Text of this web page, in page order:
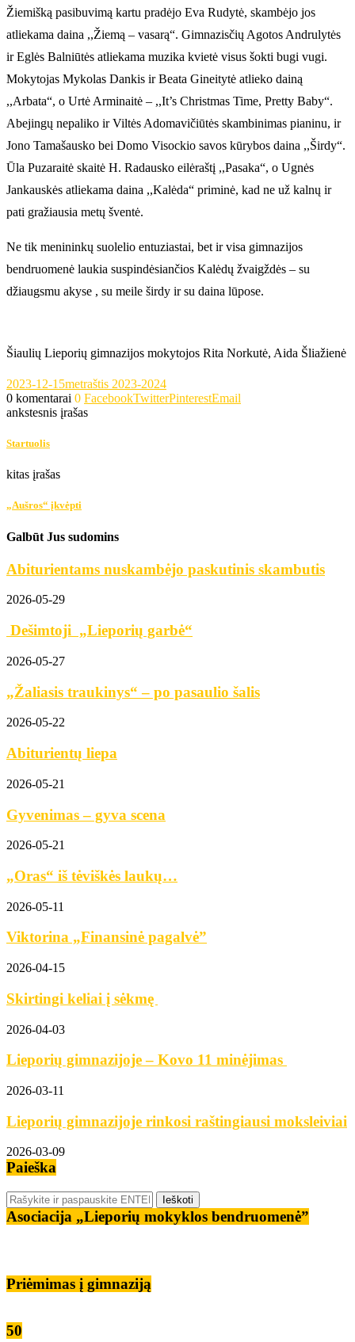
Žiemišką pasibuvimą kartu pradėjo Eva Rudytė, skambėjo jos
atliekama daina ,,Žiemą – vasarą“. Gimnazisčių Agotos Andrulytės
ir Eglės Balniūtės atliekama muzika kvietė visus šokti bugi vugi.
Mokytojas Mykolas Dankis ir Beata Gineitytė atlieko dainą
,,Arbata“, o Urtė Arminaitė – ,,It’s Christmas Time, Pretty Baby“.
Abejingų nepaliko ir Viltės Adomavičiūtės skambinimas pianinu, ir
Jono Tamašausko bei Domo Visockio savos kūrybos daina ,,Širdy“.
Ūla Puzaraitė skaitė H. Radausko eilėraštį ,,Pasaka“, o Ugnės
Jankauskės atliekama daina ,,Kalėda“ priminė, kad ne už kalnų ir
pati gražiausia metų šventė.
Ne tik menininkų suolelio entuziastai, bet ir visa gimnazijos
bendruomenė laukia suspindėsiančios Kalėdų žvaigždės – su
džiaugsmu akyse , su meile širdy ir su daina lūpose.
Šiaulių Lieporių gimnazijos mokytojos Rita Norkutė, Aida Šliažienė
2023-12-15metraštis 2023-2024
0 komentarai 0 FacebookTwitterPinterestEmail
ankstesnis įrašas
Startuolis
kitas įrašas
„Aušros“ įkvėpti
Galbūt Jus sudomins
Abiturientams nuskambėjo paskutinis skambutis
2026-05-29
Dešimtoji „Lieporių garbė“
2026-05-27
„Žaliasis traukinys“ – po pasaulio šalis
2026-05-22
Abiturientų liepa
2026-05-21
Gyvenimas – gyva scena
2026-05-21
„Oras“ iš tėviškės laukų…
2026-05-11
Viktorina „Finansinė pagalvė”
2026-04-15
Skirtingi keliai į sėkmę
2026-04-03
Lieporių gimnazijoje – Kovo 11 minėjimas
2026-03-11
Lieporių gimnazijoje rinkosi raštingiausi moksleiviai
2026-03-09
Paieška
Asociacija „Lieporių mokyklos bendruomenė”
Priėmimas į gimnaziją
50